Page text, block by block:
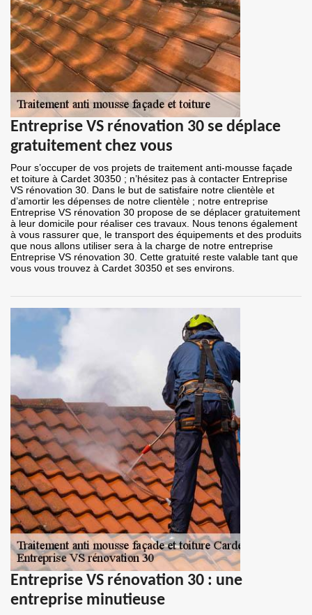
Entreprise VS rénovation 30 se déplace
gratuitement chez vous
Pour s’occuper de vos projets de traitement anti-mousse façade
et toiture à Cardet 30350 ; n’hésitez pas à contacter Entreprise
VS rénovation 30. Dans le but de satisfaire notre clientèle et
d’amortir les dépenses de notre clientèle ; notre entreprise
Entreprise VS rénovation 30 propose de se déplacer gratuitement
à leur domicile pour réaliser ces travaux. Nous tenons également
à vous rassurer que, le transport des équipements et des produits
que nous allons utiliser sera à la charge de notre entreprise
Entreprise VS rénovation 30. Cette gratuité reste valable tant que
vous vous trouvez à Cardet 30350 et ses environs.
Entreprise VS rénovation 30 : une
entreprise minutieuse